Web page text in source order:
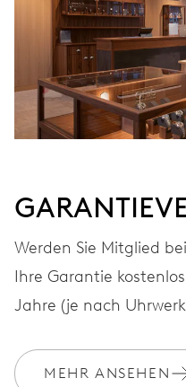
AUFZUG
Automatischer
FREQUENZ
28.800 A/h, 4 Hz
Werden Sie Mitglied
Ihre Garantie
Jahre (je nach
MEHR ANSEHEN